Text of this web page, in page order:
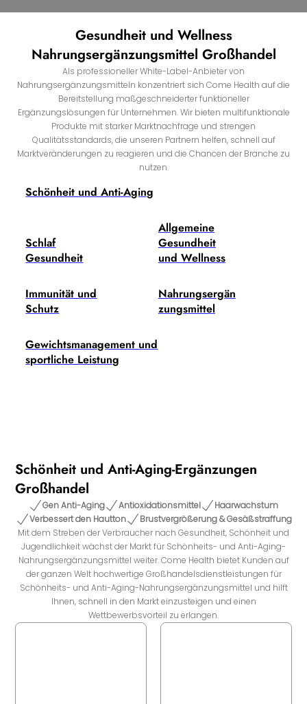
Gesundheit und Wellness
Nahrungsergänzungsmittel Großhandel
Als professioneller White-Label-Anbieter von
Nahrungsergänzungsmitteln konzentriert sich Come Health auf die
Bereitstellung maßgeschneiderter funktioneller
Ergänzungslösungen für Unternehmen. Wir bieten multifunktionale
Produkte mit starker Marktnachfrage und strengen
Qualitätsstandards, die unseren Partnern helfen, schnell auf
Marktveränderungen zu reagieren und die Chancen der Branche zu
nutzen.
Schönheit und Anti-Aging
Schlaf
Gesundheit
Allgemeine
Gesundheit
und Wellness
Immunität und
Schutz
Gewichtsmanagement und
sportliche Leistung
Nahrungsergän
zungsmittel
Schönheit und Anti-Aging-Ergänzungen
Großhandel
Gen Anti-Aging Antioxidationsmittel
Haarwachstum
Verbessert den Hautton
Brustvergrößerung & Gesäßstraffung
Mit dem Streben der Verbraucher nach Gesundheit, Schönheit und
Jugendlichkeit wächst der Markt für Schönheits- und Anti-Aging-
Nahrungsergänzungsmittel weiter. Come Health bietet Kunden auf
der ganzen Welt hochwertige Großhandelsdienstleistungen für
Schönheits- und Anti-Aging-Nahrungsergänzungsmittel und hilft
Ihnen, schnell in den Markt einzusteigen und einen
Wettbewerbsvorteil zu erlangen.